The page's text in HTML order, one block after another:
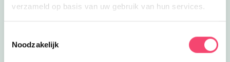
verzameld op basis van uw gebruik van hun services.
Noodzakelijk
Klaar voor actie? In de zomervakantie zijn er extra veel